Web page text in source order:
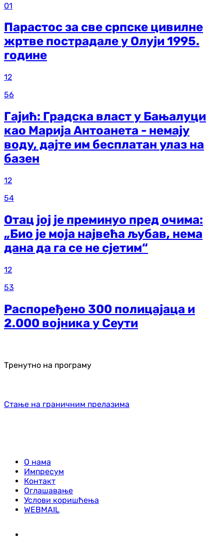
01
Парастос за све српске цивилне
жртве пострадале у Олуји 1995.
године
12
56
Гајић: Градска власт у Бањалуци
као Марија Антоанета - немају
воду, дајте им бесплатан улаз на
базен
12
54
Отац јој је преминуо пред очима:
„Био је моја највећа љубав, нема
дана да га се не сјетим“
12
53
Распоређено 300 полицајаца и
2.000 војника у Сеути
Тренутно на програму
Стање на граничним прелазима
О нама
Импресум
Контакт
Оглашавање
Услови коришћења
WEBMAIL